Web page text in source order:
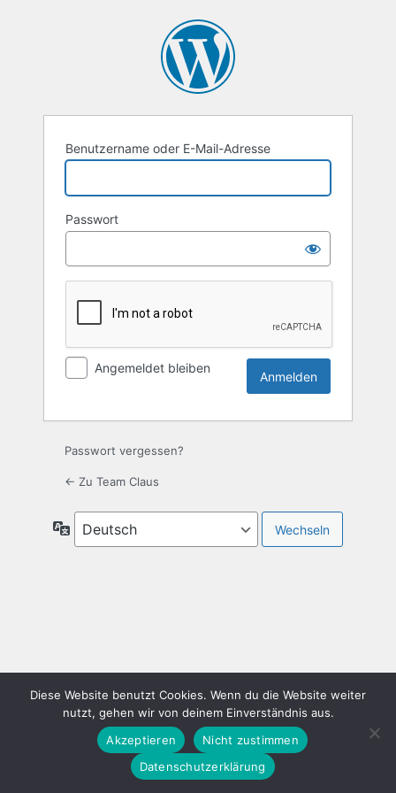
Benutzername oder E-Mail-Adresse
Passwort
Angemeldet bleiben
Passwort vergessen?
← Zu Team Claus
Sprache
Deine IP-Adresse und Browser-Informationen werden
möglicherweise durch Sicherheits-Plugins dieser Website
verarbeitet. Wenn du fortfährst, erklärst du dich damit
einverstanden und gibst dazu dein Einverständnis.
Diese Website benutzt Cookies. Wenn du die Website weiter
nutzt, gehen wir von deinem Einverständnis aus.
Akzeptieren
Nicht zustimmen
Datenschutzerklärung